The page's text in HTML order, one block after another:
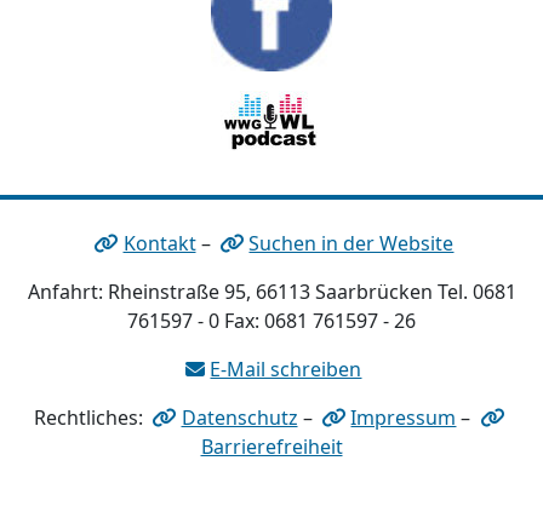
Kontakt–
Suchen in der Website
Anfahrt: Rheinstraße 95, 66113 Saarbrücken Tel. 0681
761597 - 0 Fax: 0681 761597 - 26
E-Mail schreiben
Rechtliches:
Datenschutz – Impressum –
Barrierefreiheit